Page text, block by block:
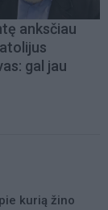
anksčiau
gal jau
kurią žino